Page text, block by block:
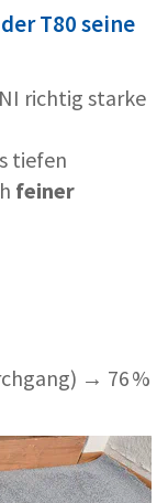
T80 seine
richtig starke
tiefen
feiner
→ 76 %